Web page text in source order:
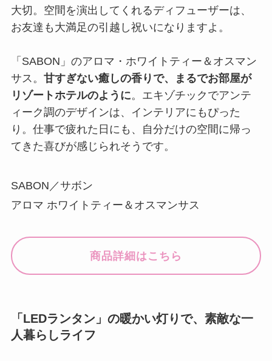
大切。空間を演出してくれるディフューザーは、
お友達も大満足の引越し祝いになりますよ。
「SABON」のアロマ・ホワイトティー＆オスマン
サス。 甘すぎない癒しの香りで、まるでお部屋が
リゾートホテルのように。エキゾチックでアンテ
ィーク調のデザインは、インテリアにもぴった
り。仕事で疲れた日にも、自分だけの空間に帰っ
てきた喜びが感じられそうです。
SABON／サボン
アロマ ホワイトティー＆オスマンサス
商品詳細はこちら
「LEDランタン」の暖かい灯りで、素敵な一
人暮らしライフ